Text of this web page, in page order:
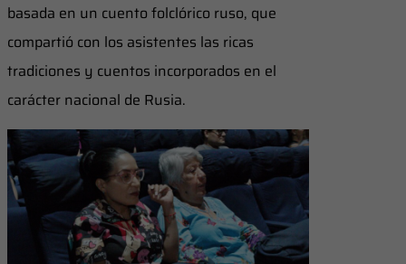
basada en un cuento folclórico ruso, que
compartió con los asistentes las ricas
tradiciones y cuentos incorporados en el
carácter nacional de Rusia.